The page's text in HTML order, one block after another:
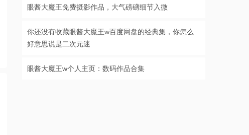
眼酱大魔王免费摄影作品，大气磅礴细节入微
你还没有收藏眼酱大魔王w百度网盘的经典集，你怎么
好意思说是二次元迷
眼酱大魔王w个人主页：数码作品合集